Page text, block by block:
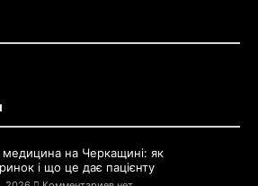
медицина на Черкащині: як
і що це дає пацієнту